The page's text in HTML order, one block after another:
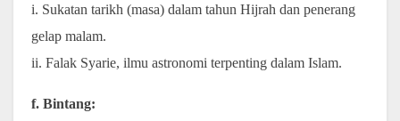
i. Sukatan tarikh (masa) dalam tahun Hijrah dan penerang
gelap malam.
ii. Falak Syarie, ilmu astronomi terpenting dalam Islam.
f. Bintang: